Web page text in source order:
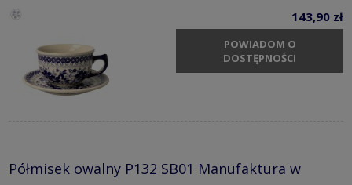
143,90 zł
POWIADOM O
DOSTĘPNOŚCI
Półmisek owalny P132 SB01 Manufaktura w